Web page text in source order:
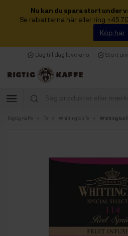
Nu kan du spara stort under
Se rabatterna här eller ring +45
Köp här
Dag till dag leverans Stort
Rigtig Kaffe Te Whittington Te Whittington